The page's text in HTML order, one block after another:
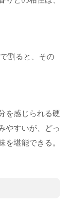
割ると、その
を感じられる硬
やすいが、どっ
を堪能できる。